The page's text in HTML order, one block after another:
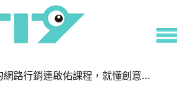
路行銷連啟佑課程，就懂創意...